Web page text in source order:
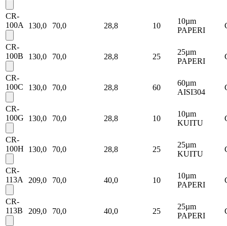
CR-
100A
130,0 70,0 28,8 10
10µm
PAPERI
CR-
100B
130,0 70,0 28,8 25
25µm
PAPERI
CR-
100C
130,0 70,0 28,8 60
60µm
AISI304
CR-
100G
130,0 70,0 28,8 10
10µm
KUITU
CR-
100H
130,0 70,0 28,8 25
25µm
KUITU
CR-
113A
209,0 70,0 40,0 10
10µm
PAPERI
CR-
113B
209,0 70,0 40,0 25
25µm
PAPERI